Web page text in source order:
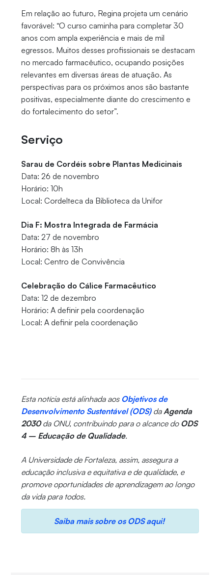
Em relação ao futuro, Regina projeta um cenário
favorável: “O curso caminha para completar 30
anos com ampla experiência e mais de mil
egressos. Muitos desses profissionais se destacam
no mercado farmacêutico, ocupando posições
relevantes em diversas áreas de atuação. As
perspectivas para os próximos anos são bastante
positivas, especialmente diante do crescimento e
do fortalecimento do setor”.
Serviço
Sarau de Cordéis sobre Plantas Medicinais
Data: 26 de novembro
Horário: 10h
Local: Cordelteca da Biblioteca da Unifor
Dia F: Mostra Integrada de Farmácia
Data: 27 de novembro
Horário: 8h às 13h
Local: Centro de Convivência
Celebração do Cálice Farmacêutico
Data: 12 de dezembro
Horário: A definir pela coordenação
Local: A definir pela coordenação
Esta notícia está alinhada aos Objetivos de
Desenvolvimento Sustentável (ODS) daAgenda
2030da ONU, contribuindo para o alcance do ODS
4 – Educação de Qualidade.
A Universidade de Fortaleza, assim, assegura a
educação inclusiva e equitativa e de qualidade, e
promove oportunidades de aprendizagem ao longo
da vida para todos.
Saiba mais sobre os ODS aqui!